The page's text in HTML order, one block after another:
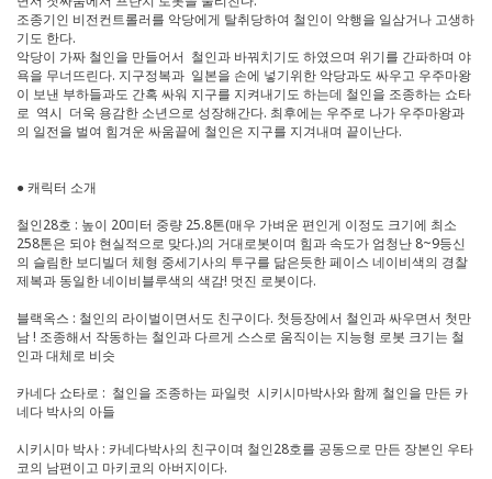
조종기인 비전컨트롤러를 악당에게 탈취당하여 철인이 악행을 일삼거나 고생하
기도 한다.
악당이 가짜 철인을 만들어서 철인과 바꿔치기도 하였으며 위기를 간파하며 야
욕을 무너뜨린다. 지구정복과 일본을 손에 넣기위한 악당과도 싸우고 우주마왕
이 보낸 부하들과도 간혹 싸워 지구를 지켜내기도 하는데 철인을 조종하는 쇼타
로 역시 더욱 용감한 소년으로 성장해간다. 최후에는 우주로 나가 우주마왕과
의 일전을 벌여 힘겨운 싸움끝에 철인은 지구를 지겨내며 끝이난다.
● 캐릭터 소개
철인28호 : 높이 20미터 중량 25.8톤(매우 가벼운 편인게 이정도 크기에 최소
258톤은 되야 현실적으로 맞다.)의 거대로봇이며 힘과 속도가 엄청난 8~9등신
의 슬림한 보디빌더 체형 중세기사의 투구를 닮은듯한 페이스 네이비색의 경찰
제복과 동일한 네이비블루색의 색감! 멋진 로봇이다.
블랙옥스 : 철인의 라이벌이면서도 친구이다. 첫등장에서 철인과 싸우면서 첫만
남 ! 조종해서 작동하는 철인과 다르게 스스로 움직이는 지능형 로봇 크기는 철
인과 대체로 비슷
카네다 쇼타로 : 철인을 조종하는 파일럿 시키시마박사와 함께 철인을 만든 카
네다 박사의 아들
시키시마 박사 : 카네다박사의 친구이며 철인28호를 공동으로 만든 장본인 우타
코의 남편이고 마키코의 아버지이다.